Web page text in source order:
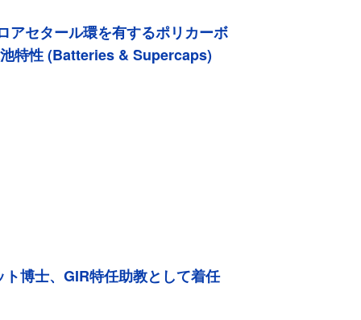
アセタール環を有するポリカーボ
特性(Batteries & Supercaps)
博士、GIR特任助教として着任